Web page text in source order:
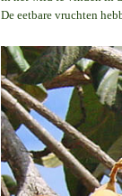
De eetbare vruchten